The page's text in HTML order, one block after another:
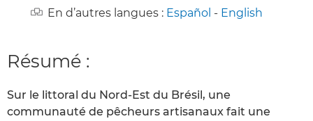
En d’autres langues : Español - English
Résumé :
Sur le littoral du Nord-Est du Brésil, une
communauté de pêcheurs artisanaux fait une